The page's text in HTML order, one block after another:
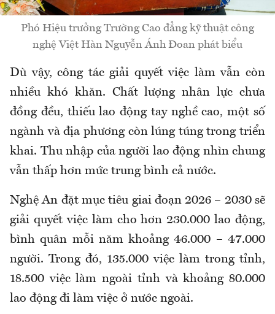
Phó Hiệu trưởng Trường Cao đẳng kỹ thuật công
nghệ Việt Hàn Nguyễn Ánh Đoan phát biểu
Dù vậy, công tác giải quyết việc làm vẫn còn
nhiều khó khăn. Chất lượng nhân lực chưa
đồng đều, thiếu lao động tay nghề cao, một số
ngành và địa phương còn lúng túng trong triển
khai. Thu nhập của người lao động nhìn chung
vẫn thấp hơn mức trung bình cả nước.
Nghệ An đặt mục tiêu giai đoạn 2026 – 2030 sẽ
giải quyết việc làm cho hơn 230.000 lao động,
bình quân mỗi năm khoảng 46.000 – 47.000
người. Trong đó, 135.000 việc làm trong tỉnh,
18.500 việc làm ngoài tỉnh và khoảng 80.000
lao động đi làm việc ở nước ngoài.